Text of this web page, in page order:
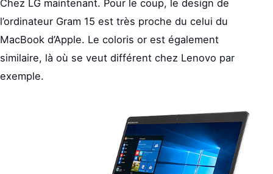
Chez LG maintenant. Pour le coup, le design de
l’ordinateur Gram 15 est très proche du celui du
MacBook d’Apple. Le coloris or est également
similaire, là où se veut différent chez Lenovo par
exemple.